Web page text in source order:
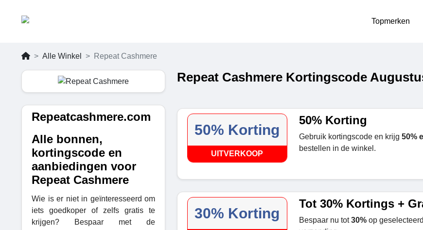
Topmerken
Alle Winkel Repeat Cashmere
Repeatcashmere.com
Alle bonnen,
kortingscode en
aanbiedingen voor
Repeat Cashmere
Wie is er niet in geïnteresseerd om
iets goedkoper of zelfs gratis te
krijgen? Bespaar met de
Repeat Cashmere Kortingscode
50% Korting
UITVERKOOP
50% Korting
Gebruik kortingscode en krijg 50%
bestellen in de winkel.
30% Korting
Tot 30% Kortings +
Bespaar nu tot30%op